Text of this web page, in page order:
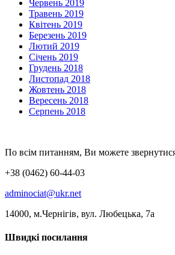
Червень 2019
Травень 2019
Квітень 2019
Березень 2019
Лютий 2019
Січень 2019
Грудень 2018
Листопад 2018
Жовтень 2018
Вересень 2018
Серпень 2018
По всім питанням, Ви можете
+38 (0462) 60-44-03
adminociat@ukr.net
14000, м.Чернігів, вул. Любецька, 7а
Швидкі посилання